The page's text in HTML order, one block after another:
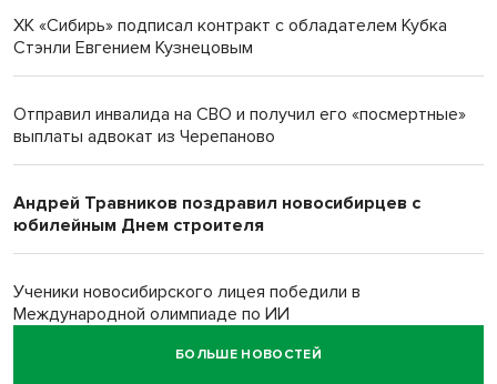
ХК «Сибирь» подписал контракт с обладателем Кубка
Стэнли Евгением Кузнецовым
Отправил инвалида на СВО и получил его «посмертные»
выплаты адвокат из Черепаново
Андрей Травников поздравил новосибирцев с
юбилейным Днем строителя
Ученики новосибирского лицея победили в
Международной олимпиаде по ИИ
БОЛЬШЕ НОВОСТЕЙ